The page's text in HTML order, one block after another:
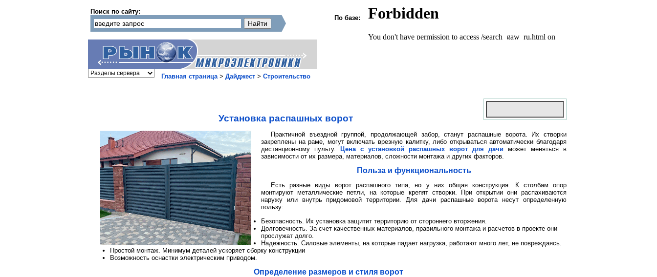
Поиск по сайту:
По базе:
Главная страница> Дайджест > Строительство
Установка распашных ворот
Практичной въездной группой, продолжающей забор, станут распашные ворота. Их створки
закреплены на раме, могут включать врезную калитку, либо открываться автоматически благодаря
дистанционному пульту.
Цена с установкой распашных ворот для дачи может меняться в
зависимости от их размера, материалов, сложности монтажа и других факторов.
Польза и функциональность
Есть разные виды ворот распашного типа, но у них общая конструкция. К столбам опор
монтируют металлические петли, на которые крепят створки. При открытии они распахиваются
наружу или внутрь придомовой территории. Для дачи распашные ворота несут определенную
пользу:
Безопасность. Их установка защитит территорию от стороннего вторжения.
Долговечность. За счет качественных материалов, правильного монтажа и расчетов в проекте они
прослужат долго.
Надежность. Силовые элементы, на которые падает нагрузка, работают много лет, не повреждаясь.
Простой монтаж. Минимум деталей ускоряет сборку конструкции
Возможность оснастки электрическим приводом.
Определение размеров и стиля ворот